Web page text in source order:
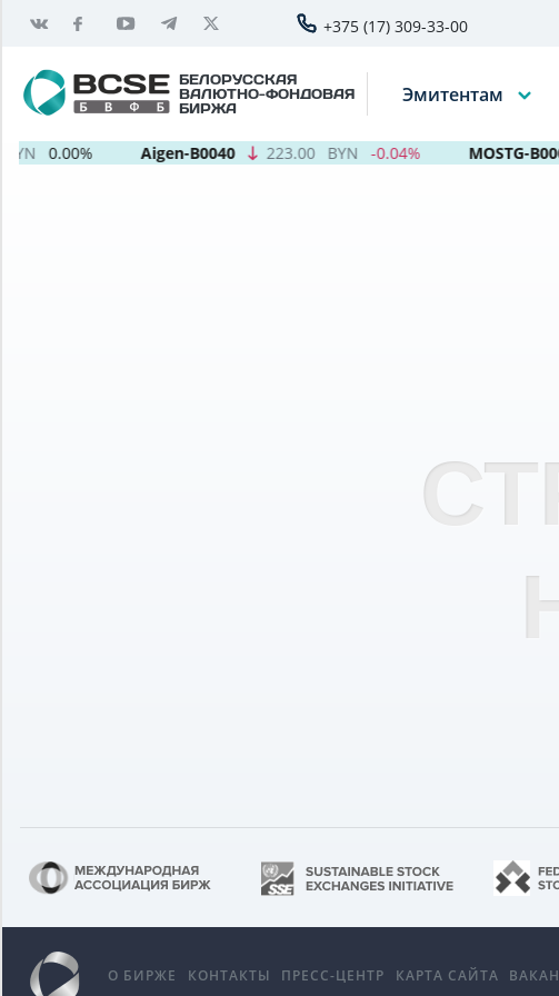
+375 (17) 309-33-00
БЕЛОРУССКАЯ
ВАЛЮТНО-ФОНДОВАЯ
БИРЖА
Эмитентам
0.00% Aigen-B0040 223.00 BYN -0.04% MOSTG-B0004
О БИРЖЕ КОНТАКТЫ ПРЕСС-ЦЕНТР КАРТА САЙТА